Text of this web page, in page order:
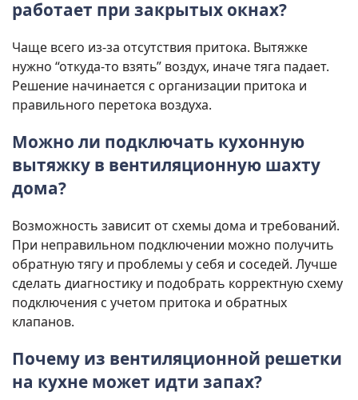
работает при закрытых окнах?
Чаще всего из-за отсутствия притока. Вытяжке
нужно “откуда-то взять” воздух, иначе тяга падает.
Решение начинается с организации притока и
правильного перетока воздуха.
Можно ли подключать кухонную
вытяжку в вентиляционную шахту
дома?
Возможность зависит от схемы дома и требований.
При неправильном подключении можно получить
обратную тягу и проблемы у себя и соседей. Лучше
сделать диагностику и подобрать корректную схему
подключения с учетом притока и обратных
клапанов.
Почему из вентиляционной решетки
на кухне может идти запах?